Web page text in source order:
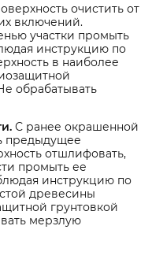
очистить от
включений.
участки промыть
инструкцию по
в наиболее
обрабатывать
С ранее окрашенной
предыдущее
отшлифовать,
промыть ее
инструкцию по
древесины
грунтовкой
мерзлую